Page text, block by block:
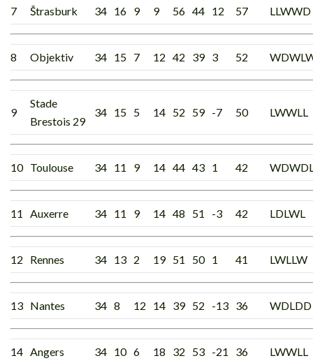
7 Štrasburk 34 16 9 9 56 44 12 57 LLWWD
8 Objektiv 34 15 7 12 42 39 3 52
9
Stade
Brestois 29
34 15 5 14 52 59 -7 50 LWWLL
10 Toulouse 34 11 9 14 44 43 1 42
11 Auxerre 34 11 9 14 48 51 -3 42 LDLWL
12 Rennes 34 13 2 19 51 50 1 41 LWLLW
13 Nantes 34 8 12 14 39 52 -13 36 WDLDD
14 Angers 34 10 6 18 32 53 -21 36 LWWLL